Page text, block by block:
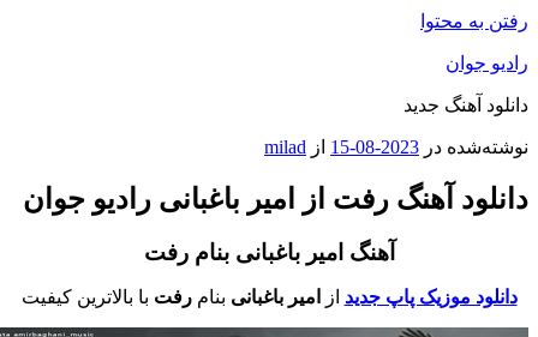
به محتوا
جوان
آهنگ جدید
در 2023-08-15 ازmilad
آهنگ رفت از امیر باغبانی رادیو جوان
آهنگ امیر باغبانی بنام رفت
دانلود موزیک پاپ جدید ازامیر باغبانی بنامرفتبا بالاترین کیفیت